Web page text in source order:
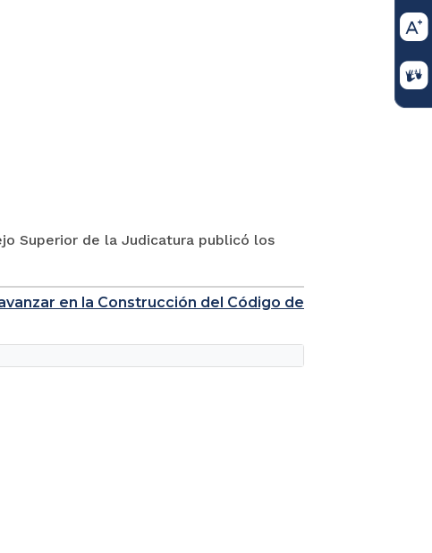
Superior de la Judicatura publicó los
en la Construcción del Código de